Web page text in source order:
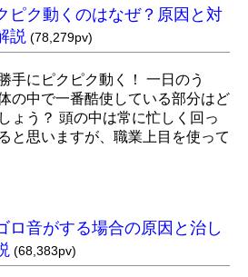
ピク動くのはなぜ？原因と対
説 (78,279pv)
手にピクピク動く！ 一日のう
の中で一番酷使している部分はど
ょう？ 頭の中は常に忙しく回っ
と思いますが、職業上目を使って
ロ音がする場合の原因と治し
(68,383pv)